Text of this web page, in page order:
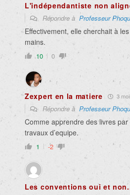
L'indépendantiste non
Répondre à Professeur
Effectivement, elle cherchait à
mains.
10 0
Zexpert en la matiere 3
Répondre à Professeur
Comme apprendre des livres
travaux d’equipe.
1 -2
Les conventions oui et